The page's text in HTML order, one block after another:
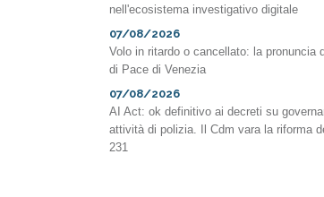
nell'ecosistema investigativo digitale
07/08/2026
Volo in ritardo o cancellato: la pronuncia
di Pace di Venezia
07/08/2026
AI Act: ok definitivo ai decreti su
attività di polizia. Il Cdm vara la riforma
231